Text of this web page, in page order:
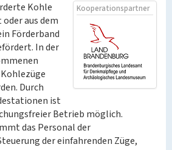
Kooperationspartner
Kohle
aus dem
Förderband
In der
Durch
ist
Betrieb möglich.
das Personal der
der einfahrenden Züge,